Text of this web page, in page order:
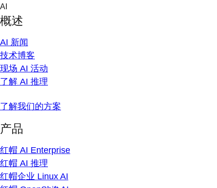
Skip
content
AI
概述
AI 新闻
技术博客
现场 AI 活动
了解 AI 推理
了解我们的方案
产品
红帽 AI Enterprise
红帽 AI 推理
红帽企业 Linux AI